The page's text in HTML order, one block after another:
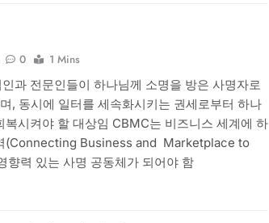
0
1 Mins
과 전문인들이 하나님께 소명을 방은 사명자로
, 동시에 일터를 세속화시키는 권세로부터 하나
복시켜야 할 대상임 CBMC는 비즈니스 세계에 하
(Connecting Business and Marketplace to
향력 있는 사명 공동체가 되어야 함